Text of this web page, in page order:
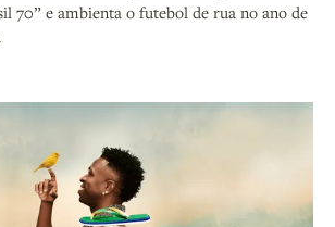
70” e ambienta o futebol de rua no ano de